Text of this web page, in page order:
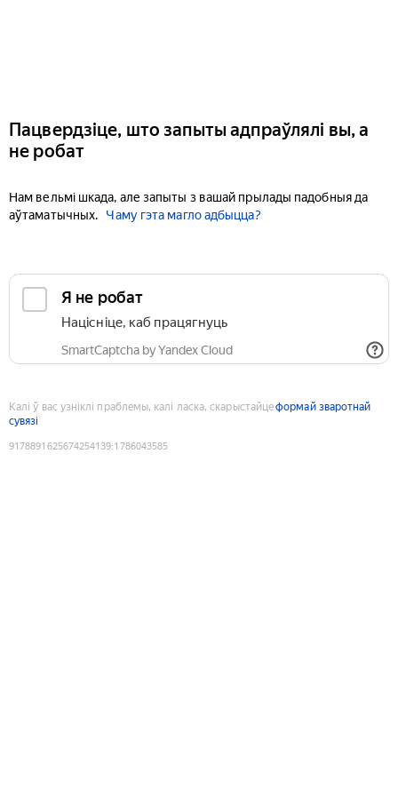
Пацвердзіце, што запыты адпраўлялі вы, а
не робат
Нам вельмі шкада, але запыты з вашай прылады падобныя да
аўтаматычных.
Чаму гэта магло адбыцца?
Я не робат
Націсніце, каб працягнуць
SmartCaptcha by Yandex Cloud
Калі ў вас узніклі праблемы, калі ласка, скарыстайцеформай зваротнай
сувязі
9178891625674254139:1786043585